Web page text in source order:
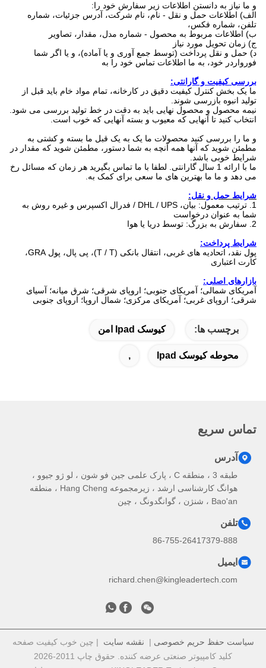
و ما نیاز به دانستن اطلاعات زیر سفارش خود را:
الف) اطلاعات حمل و نقل - نام، نام شرکت، آدرس جزئیات، شماره
تلفن، شماره فکس،
ب) اطلاعات مربوط به محصول - شماره مدل، مقدار، تصاویر
ج) زمان تحویل مورد نیاز
د) حمل و نقل پرداخت (توسط جمع آوری و یا آماده)، و یا اگر شما
فورواردر خود، به ما اطلاعات تماس خود را به
بررسی کیفیت و گارانتی:
ما یک بخش کنترل کیفیت دقیق در کارخانه، تمام مواد خام باید قبل از
تولید انبوه بازرسی شوند.
نیمه محصول و محصول نهایی باید به دقت در خط تولید بررسی می شود.
انتخاب کنید تا آنهایی که معیوب و بسته آنهایی که خوب است.
و ما را بررسی کنید محصولات ما یک به یک قبل ما بسته و کشتی به
مطمئن شوید که آنها همه آنچه به شما دستور، مطمئن شوید که مقدار در
شرایط خوبی باشد.
ما با ارائه 1 سال گارانتی. لطفا با ما تماس بگیرید هر زمان که مسائل رخ
می دهد و ما ما بهترین های ما سعی برای کمک به.
شرایط حمل و نقل:
1. ترتیب معمول: بیان، DHL / UPS / فدرال اکسپرس و غیره روش به
شما به عنوان درخواست
2. سفارش به بزرگ: توسط دریا یا هوا
شرایط پرداخت:
پول نقد، اتحادیه های غربی، انتقال بانکی (T / T)، پی پال، پول GRA،
کارت اعتباری
بازارهای اصلی:
آمریکای شمالی؛ آمریکای جنوبی؛ اروپای شرقی؛ شرق میانه؛ آسیای
شرقی؛ اروپای غربی؛ آمریکای مرکزی؛ شمال اروپا؛ اروپای جنوبی
برچسب ها: کیوسک Ipad امن
محوطه کیوسک Ipad ,
تماس سریع
آدرس
طبقه 3 ، منطقه C ، پارک علمی جین فو شون ، لو ژو جیوو ،
هوانگ کارشناسی ارشد ، زیرمجموعه Hang Cheng ، منطقه
Bao'an ، شنژن ، گوانگدونگ ، چین
تلفن
86-755-26417379-888
ایمیل
richard.chen@kingleadertech.com
سیاست حفظ حریم خصوصی | نقشه سایت | چین خوب کیفیت صفحه
کلید کامپیوتر صنعتی عرضه کننده. حقوق چاپ 2011-2026